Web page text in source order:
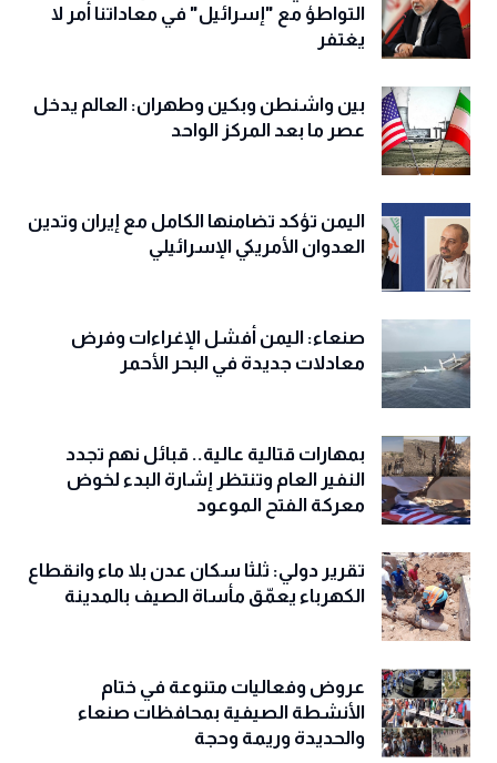
التواطؤ مع "إسرائيل" في معاداتنا أمر لا
يغتفر
بين واشنطن وبكين وطهران: العالم يدخل
عصر ما بعد المركز الواحد
اليمن تؤكد تضامنها الكامل مع إيران وتدين
العدوان الأمريكي الإسرائيلي
صنعاء: اليمن أفشل الإغراءات وفرض
معادلات جديدة في البحر الأحمر
بمهارات قتالية عالية.. قبائل نهم تجدد
النفير العام وتنتظر إشارة البدء لخوض
معركة الفتح الموعود
تقرير دولي: ثلثا سكان عدن بلا ماء وانقطاع
الكهرباء يعمّق مأساة الصيف بالمدينة
عروض وفعاليات متنوعة في ختام
الأنشطة الصيفية بمحافظات صنعاء
والحديدة وريمة وحجة